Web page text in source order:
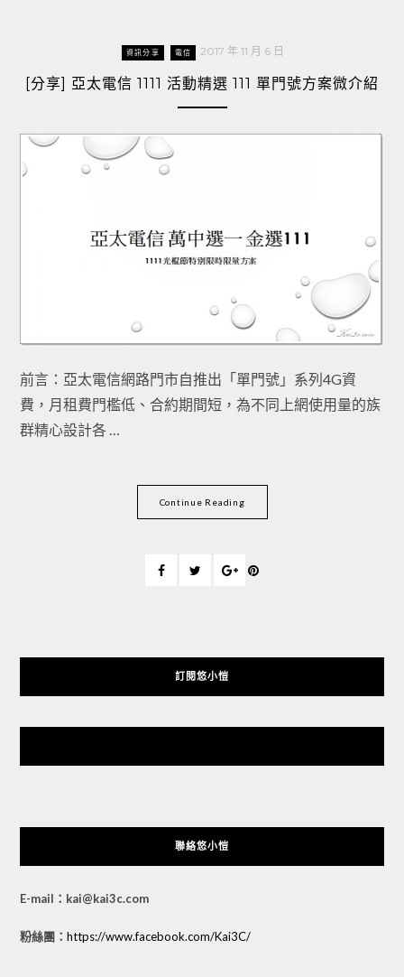
資訊分享 電信 2017 年 11 月 6 日
[分享] 亞太電信 1111 活動精選 111 單門號方案微介紹
前言：亞太電信網路門市自推出「單門號」系列4G資
費，月租費門檻低、合約期間短，為不同上網使用量的族
群精心設計各 …
Continue Reading
訂閱悠小愷
聯絡悠小愷
E-mail：kai@kai3c.com
粉絲團： https://www.facebook.com/Kai3C/